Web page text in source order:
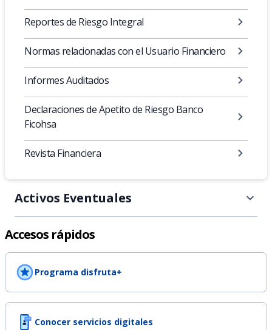
Reportes de Riesgo Integral
Normas relacionadas con el Usuario Financiero
Informes Auditados
Declaraciones de Apetito de Riesgo Banco
Ficohsa
Revista Financiera
Activos Eventuales
Accesos rápidos
Programa disfruta+
Conocer servicios digitales